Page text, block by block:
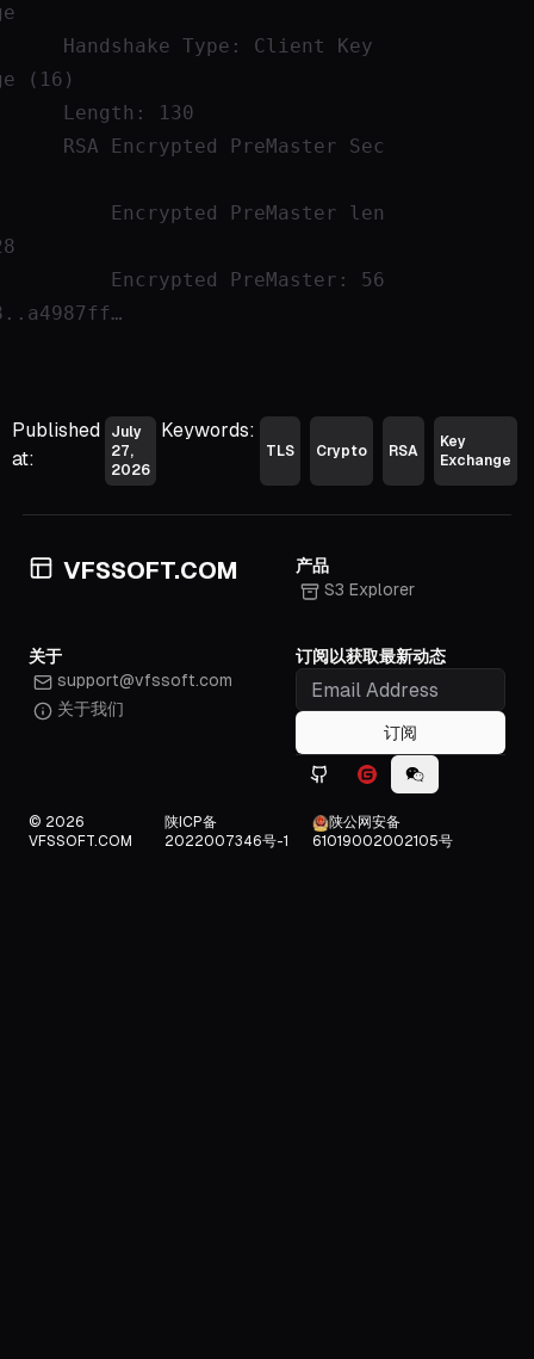
(16)
            Length: 130
Published
at:
July
27,
2026
Keywords:
TLS Crypto RSA
Key
Exchange
VFSSOFT.COM
产品
S3 Explorer
关于
support@vfssoft.com
关于我们
订阅以获取最新动态
订阅
Github iconGitee iconWeChat icon
© 2026
VFSSOFT.COM
陕ICP备
2022007346号-1
陕公网安备
61019002002105号